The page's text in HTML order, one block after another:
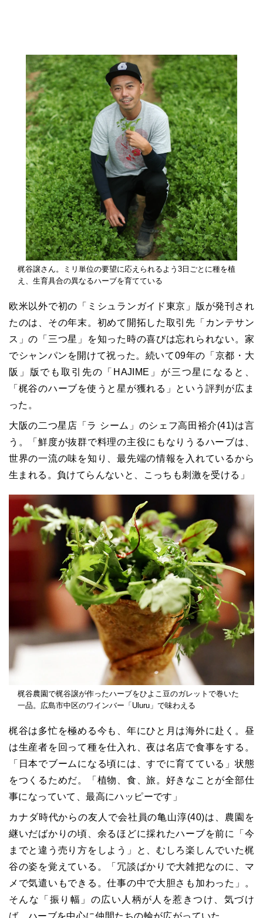
梶谷譲さん。ミリ単位の要望に応えられるよう3日ごとに種を植
え、生育具合の異なるハーブを育てている
欧米以外で初の「ミシュランガイド東京」版が発刊され
たのは、その年末。初めて開拓した取引先「カンテサン
ス」の「三つ星」を知った時の喜びは忘れられない。家
でシャンパンを開けて祝った。続いて09年の「京都・大
阪」版でも取引先の「HAJIME」が三つ星になると、
「梶谷のハーブを使うと星が獲れる」という評判が広ま
った。
大阪の二つ星店「ラ シーム」のシェフ高田裕介(41)は言
う。「鮮度が抜群で料理の主役にもなりうるハーブは、
世界の一流の味を知り、最先端の情報を入れているから
生まれる。負けてらんないと、こっちも刺激を受ける」
梶谷農園で梶谷譲が作ったハーブをひよこ豆のガレットで巻いた
一品。広島市中区のワインバー「Uluru」で味わえる
梶谷は多忙を極める今も、年にひと月は海外に赴く。昼
は生産者を回って種を仕入れ、夜は名店で食事をする。
「日本でブームになる頃には、すでに育てている」状態
をつくるためだ。「植物、食、旅。好きなことが全部仕
事になっていて、最高にハッピーです」
カナダ時代からの友人で会社員の亀山淳(40)は、農園を
継いだばかりの頃、余るほどに採れたハーブを前に「今
までと違う売り方をしよう」と、むしろ楽しんでいた梶
谷の姿を覚えている。「冗談ばかりで大雑把なのに、マ
メで気遣いもできる。仕事の中で大胆さも加わった」。
そんな「振り幅」の広い人柄が人を惹きつけ、気づけ
ば、ハーブを中心に仲間たちの輪が広がっていた。